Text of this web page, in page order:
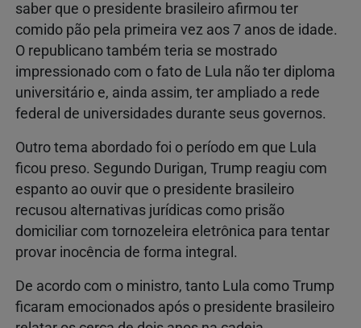
saber que o presidente brasileiro afirmou ter
comido pão pela primeira vez aos 7 anos de idade.
O republicano também teria se mostrado
impressionado com o fato de Lula não ter diploma
universitário e, ainda assim, ter ampliado a rede
federal de universidades durante seus governos.
Outro tema abordado foi o período em que Lula
ficou preso. Segundo Durigan, Trump reagiu com
espanto ao ouvir que o presidente brasileiro
recusou alternativas jurídicas como prisão
domiciliar com tornozeleira eletrônica para tentar
provar inocência de forma integral.
De acordo com o ministro, tanto Lula como Trump
ficaram emocionados após o presidente brasileiro